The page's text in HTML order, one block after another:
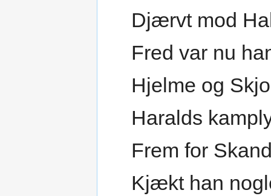
Djærvt mod
Fred var nu
Hjelme og
Haralds
Frem for
Kjækt han